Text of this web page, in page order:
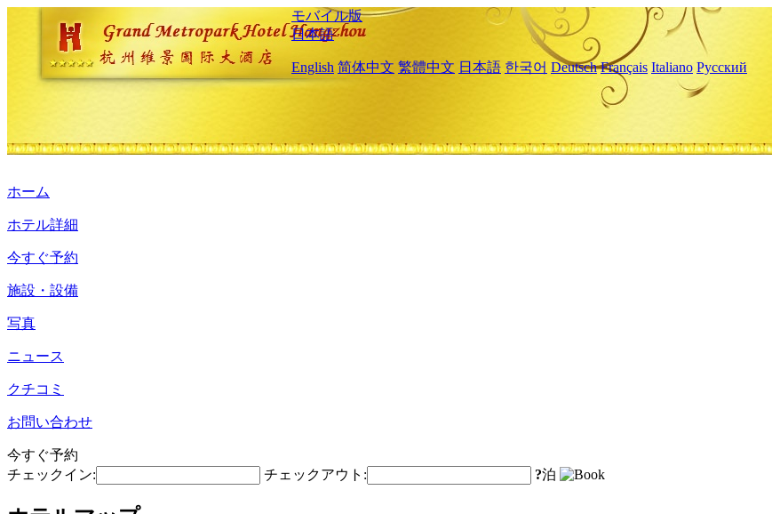
モバイル版
日本語
English 简体中文 繁體中文 日本語 한국어 Deutsch Français Italiano Русский
ホーム
ホテル詳細
今すぐ予約
施設・設備
写真
ニュース
クチコミ
お問い合わせ
今すぐ予約
チェックイン:
チェックアウト: ?泊